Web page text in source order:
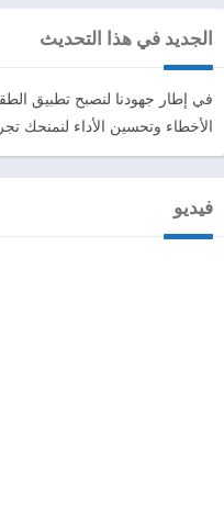
الجديد في هذا التحديث
في إطار جهودنا لنصبح تطبيق
الأخطاء وتحسين الأداء لنمنحك
فيديو